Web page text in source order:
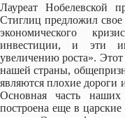
Лауреат Нобелевской
Стиглиц предложил
экономического
инвестиции, и эти
увеличению роста».
нашей страны,
являются плохие дороги
Основная часть наших
построена еще в